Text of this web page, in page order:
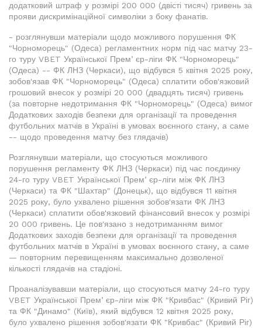
додатковий штраф у розмірі 200 000 (двісті тисяч) гривень за
прояви дискримінаційної символіки з боку фанатів.
- розглянувши матеріали щодо можливого порушення ФК
"Чорноморець" (Одеса) регламентних норм під час матчу 23-
го туру VBET Української Премʼєр-ліги ФК "Чорноморець"
(Одеса) -- ФК ЛНЗ (Черкаси), що відбувся 5 квітня 2025 року,
зобов'язав ФК "Чорноморець" (Одеса) сплатити обов'язковий
грошовий внесок у розмірі 20 000 (двадцять тисяч) гривень
(за повторне недотримання ФК "Чорноморець" (Одеса) вимог
Додаткових заходів безпеки для організації та проведення
футбольних матчів в Україні в умовах воєнного стану, а саме
-- щодо проведення матчу без глядачів)
Розглянувши матеріали, що стосуються можливого
порушення регламенту ФК ЛНЗ (Черкаси) під час поєдинку
24-го туру VBET Української Премʼєр-ліги між ФК ЛНЗ
(Черкаси) та ФК "Шахтар" (Донецьк), що відбувся 11 квітня
2025 року, було ухвалено рішення зобов'язати ФК ЛНЗ
(Черкаси) сплатити обов'язковий фінансовий внесок у розмірі
20 000 гривень. Це пов'язано з недотриманням вимог
Додаткових заходів безпеки для організації та проведення
футбольних матчів в Україні в умовах воєнного стану, а саме
— повторним перевищенням максимально дозволеної
кількості глядачів на стадіоні.
Проаналізувавши матеріали, що стосуються матчу 24-го туру
VBET Української Премʼєр-ліги між ФК "Кривбас" (Кривий Ріг)
та ФК "Динамо" (Київ), який відбувся 12 квітня 2025 року,
було ухвалено рішення зобов'язати ФК "Кривбас" (Кривий Ріг)